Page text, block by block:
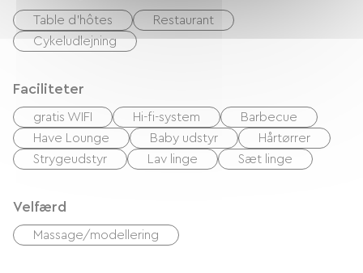
Table d'hôtes
Restaurant
Cykeludlejning
Faciliteter
gratis WIFI Hi-fi-system
Barbecue
Have Lounge
Baby udstyr
Hårtørrer
Strygeudstyr
Lav linge Sæt linge
Velfærd
Massage/modellering